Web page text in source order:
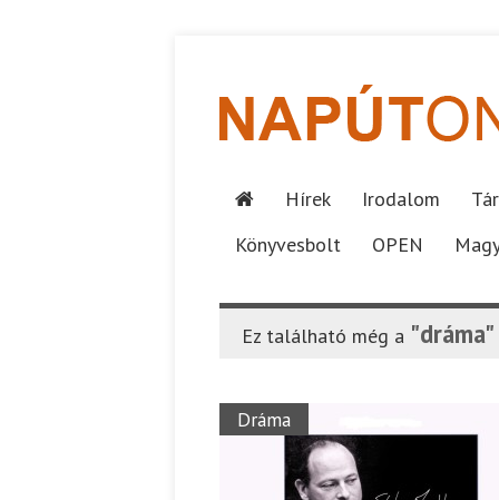
Hírek Irodalom
Könyvesbolt
OPEN
Ez található még a "dráma"
Dráma